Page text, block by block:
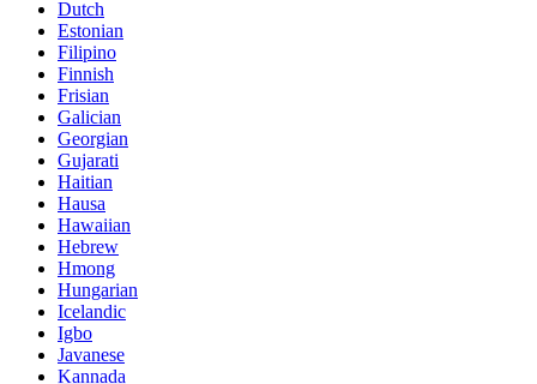
Dutch
Estonian
Filipino
Finnish
Frisian
Galician
Georgian
Gujarati
Haitian
Hausa
Hawaiian
Hebrew
Hmong
Hungarian
Icelandic
Igbo
Javanese
Kannada